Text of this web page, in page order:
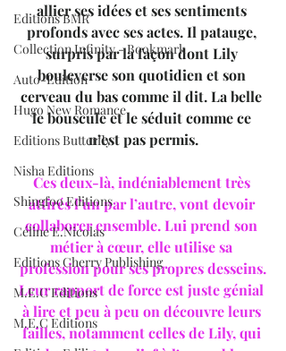
Editions BMR
Collection Infinity - Bookmark
Auto-Edition
Hugo New Romance
Editions Butterfly
Nisha Editions
Shingfoo Editions
Céline E.Nicolas
Editions Cherry Publishing
M.E.C Editions
M.E.C Editions
allier ses idées et ses sentiments
profonds avec ses actes. Il patauge,
surpris par la façon dont Lily
bouleverse son quotidien et son
cerveau du bas comme il dit. La belle
le bouscule et le séduit comme ce
n’est pas permis.
Ces deux-là, indéniablement très
attirés l’un par l’autre, vont devoir
collaborer ensemble. Lui prend son
métier à cœur, elle utilise sa
profession pour ses propres desseins.
Leur rapport de force est juste génial
à lire et peu à peu on découvre leurs
failles, notamment celles de Lily, qui